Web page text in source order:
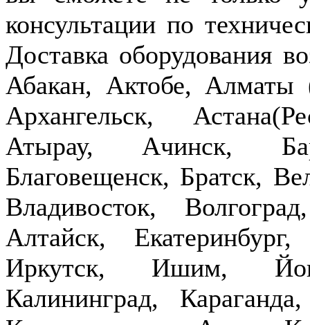
консультации по
Доставка оборудования
Абакан, Актобе,
Архангельск,
Атырау, Ачинск,
Благовещенск, Братск,
Владивосток,
Алтайск,
Иркутск, Ишим,
Калининград,